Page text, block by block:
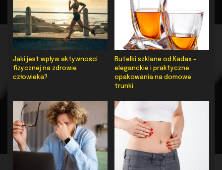
Jaki jest wpływ aktywności
fizycznej na zdrowie
człowieka?
Butelki szklane od Kadax –
eleganckie i praktyczne
opakowania na domowe
trunki